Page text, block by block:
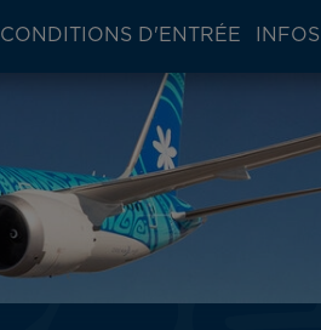
CONDITIONS D'ENTRÉE INFOS